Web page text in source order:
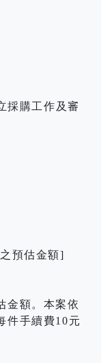
採購工作及審
預估金額]
金額。本案依
件手續費10元